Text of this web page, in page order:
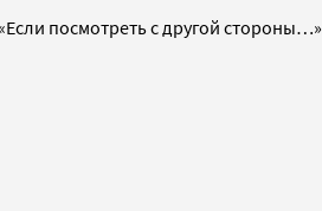
посмотреть с другой стороны…»